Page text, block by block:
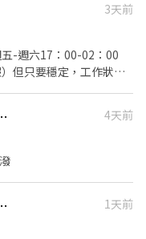
3天前
-週六17：00-02：00
但只要穩定，工作狀況
） 🔥每季提供各項激勵
志同道合夥伴，很辛苦
耐勞者💥 🌟打烊將食材
徵兼職飲料吧檯
4天前
、每年調薪）
1天前